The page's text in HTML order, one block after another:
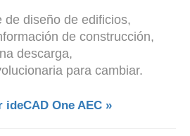
de diseño de edificios,
de construcción,
descarga,
para cambiar.
ideCAD One AEC »